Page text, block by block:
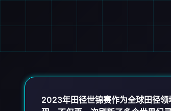
2023年田径世锦赛作为全球田径